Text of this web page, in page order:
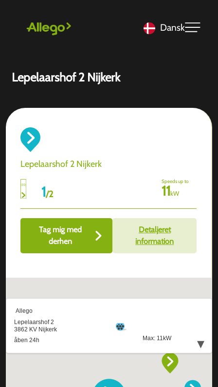
Dansk
Lepelaarshof 2 Nijkerk
Lepelaarshof 2 Nijkerk
1/2
Speeds up to
11kW
Tag mig med
derhen
Detaljeret
information